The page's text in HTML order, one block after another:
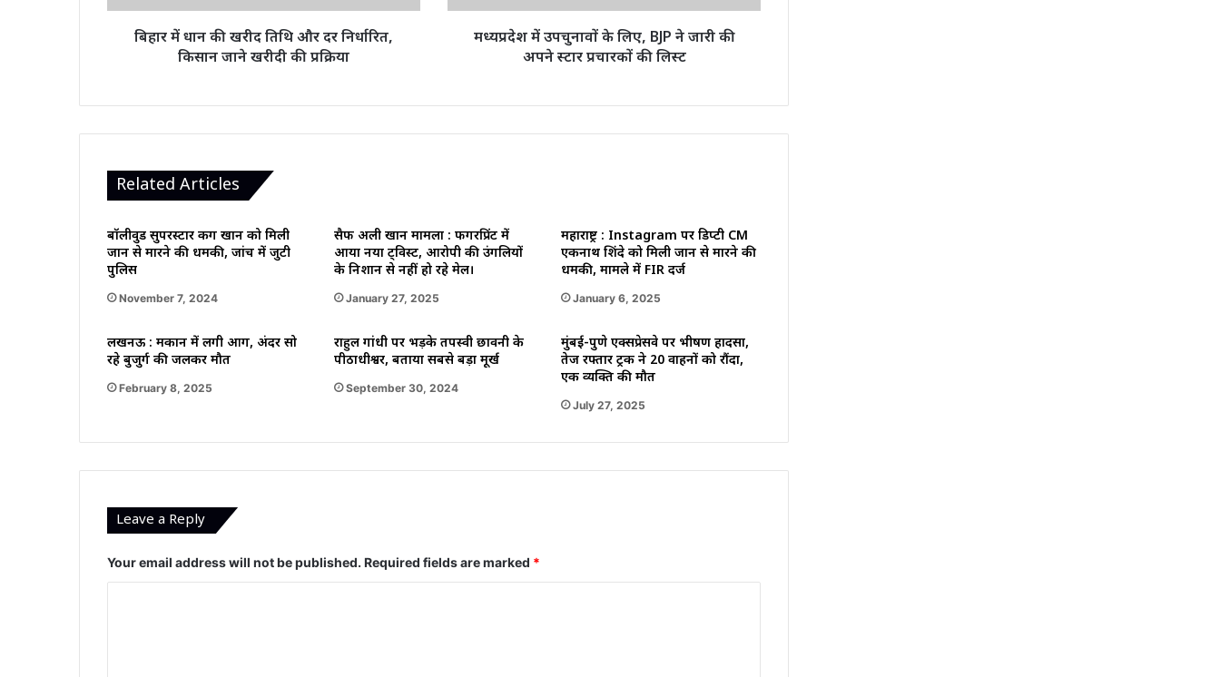
निर्धारित,
किसान
प्रक्रिया
बिहार में धान की खरीद तिथि और दर निर्धारित,
किसान जाने खरीदी की प्रक्रिया
की
लिस्ट
मध्यप्रदेश में उपचुनावों के लिए, BJP ने जारी की
अपने स्टार प्रचारकों की लिस्ट
Related Articles
बॉलीवुड सुपरस्टार किंग खान को मिली
जान से मारने की धमकी, जांच में जुटी
पुलिस
November 7, 2024
सैफ अली खान मामला : फिंगरप्रिंट में
आया नया ट्विस्ट, आरोपी की उंगलियों
के निशान से नहीं हो रहे मेल।
January 27, 2025
महाराष्ट्र : Instagram पर डिप्टी CM
एकनाथ शिंदे को मिली जान से मारने की
धमकी, मामले में FIR दर्ज
January 6, 2025
लखनऊ : मकान में लगी आग, अंदर सो
रहे बुजुर्ग की जलकर मौत
February 8, 2025
राहुल गांधी पर भड़के तपस्वी छावनी के
पीठाधीश्वर, बताया सबसे बड़ा मूर्ख
September 30, 2024
मुंबई-पुणे एक्सप्रेसवे पर भीषण हादसा,
तेज रफ्तार ट्रक ने 20 वाहनों को रौंदा,
एक व्यक्ति की मौत
July 27, 2025
Leave a Reply
Your email address will not be published. Required fields are marked *